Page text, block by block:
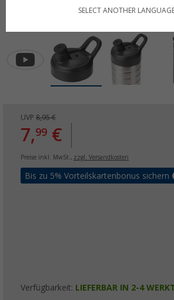
UVP 8,95 €
7,99 €
Preise inkl. MwSt., zzgl. Versandkosten
Bis zu 5% Vorteilskartenbonus sichern
Verfügbarkeit: LIEFERBAR IN 2-4
SELECT ANOTHER